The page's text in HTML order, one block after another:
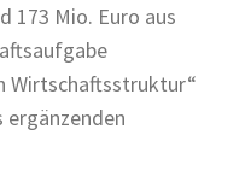
173 Mio. Euro aus
Wirtschaftsstruktur“
ergänzenden